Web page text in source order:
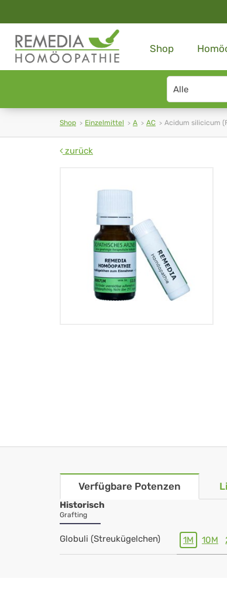
Shop
Search
type
Shop Einzelmittel A AC Acidum silicicum
zurück
Verfügbare Potenzen
Historisch
Grafting
Globuli (Streukügelchen) 1M 10M